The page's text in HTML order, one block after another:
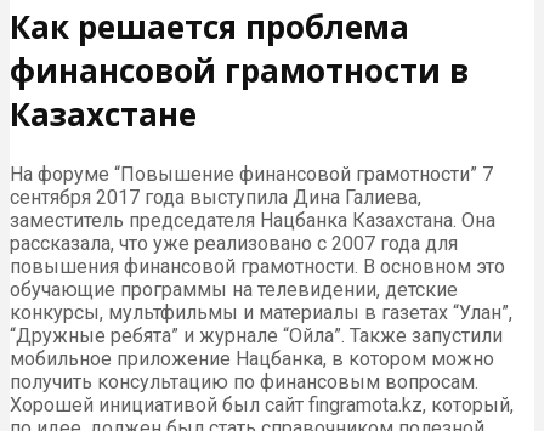
Как решается проблема
финансовой грамотности в
Казахстане
На форуме “Повышение финансовой грамотности” 7
сентября 2017 года выступила Дина Галиева,
заместитель председателя Нацбанка Казахстана. Она
рассказала, что уже реализовано с 2007 года для
повышения финансовой грамотности. В основном это
обучающие программы на телевидении, детские
конкурсы, мультфильмы и материалы в газетах “Улан”,
“Дружные ребята” и журнале “Ойла”. Также запустили
мобильное приложение Нацбанка, в котором можно
получить консультацию по финансовым вопросам.
Хорошей инициативой был сайт fingramota.kz, который,